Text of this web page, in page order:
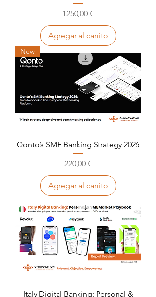
Precio
1250,00 €
Agregar al carrito
New
Qonto’s SME Banking Strategy 2026
Precio
220,00 €
Agregar al carrito
Italy Digital Banking: Personal &